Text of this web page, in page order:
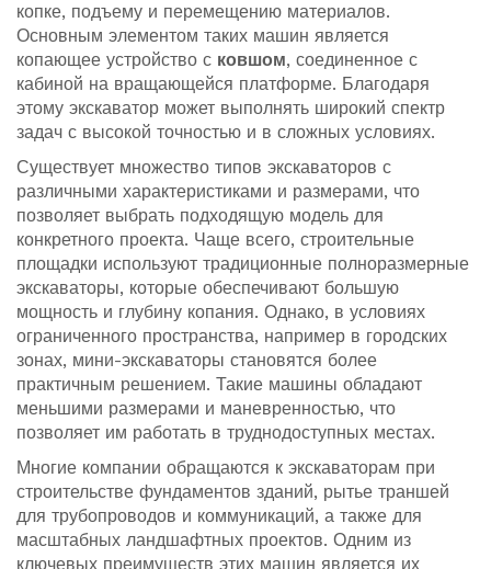
копке, подъему и перемещению материалов.
Основным элементом таких машин является
копающее устройство с ковшом, соединенное с
кабиной на вращающейся платформе. Благодаря
этому экскаватор может выполнять широкий спектр
задач с высокой точностью и в сложных условиях.
Существует множество типов экскаваторов с
различными характеристиками и размерами, что
позволяет выбрать подходящую модель для
конкретного проекта. Чаще всего, строительные
площадки используют традиционные полноразмерные
экскаваторы, которые обеспечивают большую
мощность и глубину копания. Однако, в условиях
ограниченного пространства, например в городских
зонах, мини-экскаваторы становятся более
практичным решением. Такие машины обладают
меньшими размерами и маневренностью, что
позволяет им работать в труднодоступных местах.
Многие компании обращаются к экскаваторам при
строительстве фундаментов зданий, рытье траншей
для трубопроводов и коммуникаций, а также для
масштабных ландшафтных проектов. Одним из
ключевых преимуществ этих машин является их